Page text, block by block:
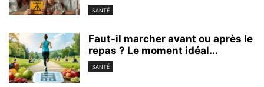
SANTÉ
Faut-il marcher avant ou après le
repas ? Le moment idéal...
SANTÉ